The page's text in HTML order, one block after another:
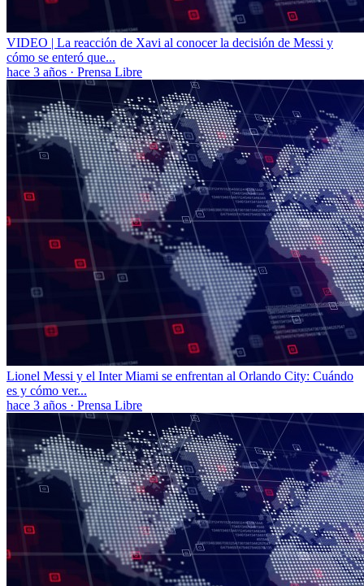
VIDEO | La reacción de Xavi al conocer la decisión de Messi y
cómo se enteró que...
hace 3 años · Prensa Libre
Lionel Messi y el Inter Miami se enfrentan al Orlando City: Cuándo
es y cómo ver...
hace 3 años · Prensa Libre